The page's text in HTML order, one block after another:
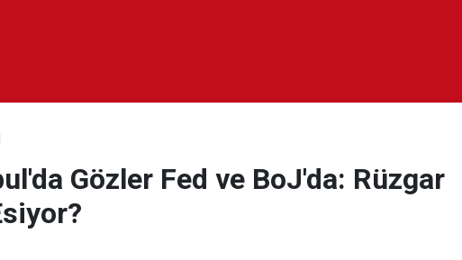
Gözler Fed ve BoJ'da: Rüzgar